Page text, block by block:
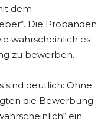
dem
Die Probanden
wahrscheinlich es
zu bewerben.
sind deutlich: Ohne
die Bewerbung
ein.